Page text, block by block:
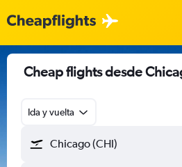
Cheap flights desde
Ida y vuelta
Chicago (CHI)